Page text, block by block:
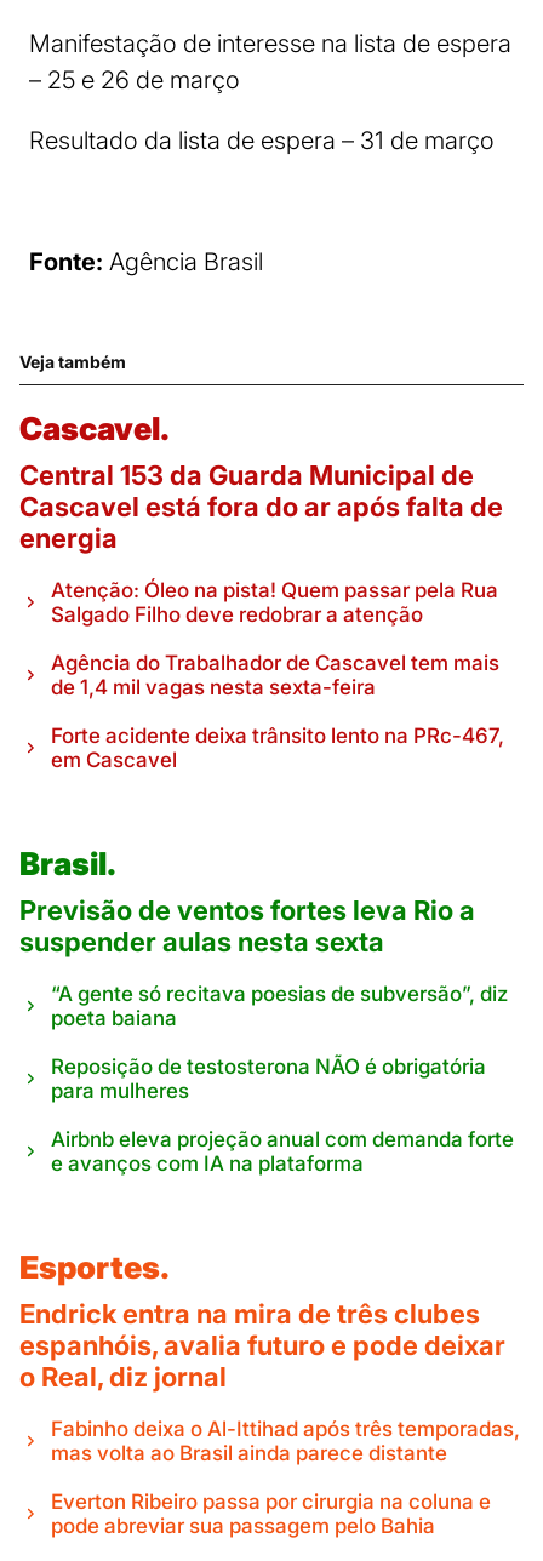
Manifestação de interesse na lista de espera
– 25 e 26 de março
Resultado da lista de espera – 31 de março
Fonte: Agência Brasil
Veja também
Cascavel.
Central 153 da Guarda Municipal de
Cascavel está fora do ar após falta de
energia
Atenção: Óleo na pista! Quem passar pela Rua
Salgado Filho deve redobrar a atenção
Agência do Trabalhador de Cascavel tem mais
de 1,4 mil vagas nesta sexta-feira
Forte acidente deixa trânsito lento na PRc-467,
em Cascavel
Brasil.
Previsão de ventos fortes leva Rio a
suspender aulas nesta sexta
“A gente só recitava poesias de subversão”, diz
poeta baiana
Reposição de testosterona NÃO é obrigatória
para mulheres
Airbnb eleva projeção anual com demanda forte
e avanços com IA na plataforma
Esportes.
Endrick entra na mira de três clubes
espanhóis, avalia futuro e pode deixar
o Real, diz jornal
Fabinho deixa o Al-Ittihad após três temporadas,
mas volta ao Brasil ainda parece distante
Everton Ribeiro passa por cirurgia na coluna e
pode abreviar sua passagem pelo Bahia